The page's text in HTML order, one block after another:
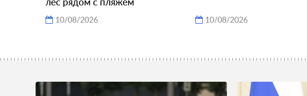
10/08/2026 10/08/2026